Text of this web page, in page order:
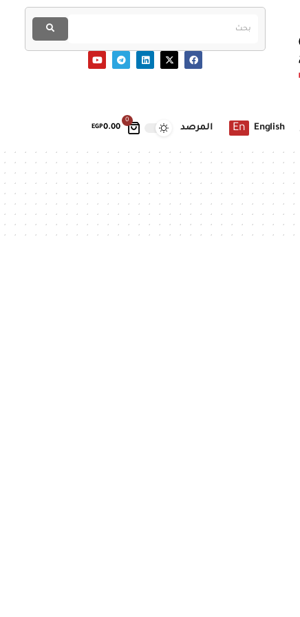
0
EGP0.00 English
En المرصد